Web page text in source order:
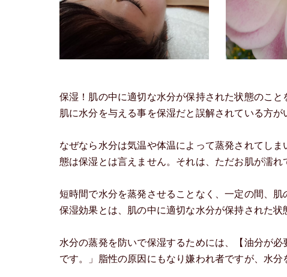
保湿！肌の中に適切な水分が保持された状態のこと
肌に水分を与える事を保湿だと誤解されている方
なぜなら水分は気温や体温によって蒸発されてし
態は保湿とは言えません。それは、ただお肌が濡れ
短時間で水分を蒸発させることなく、一定の間、肌
保湿効果とは、肌の中に適切な水分が保持された状
水分の蒸発を防いで保湿するためには、【油分が
です。」脂性の原因にもなり嫌われ者ですが、水分